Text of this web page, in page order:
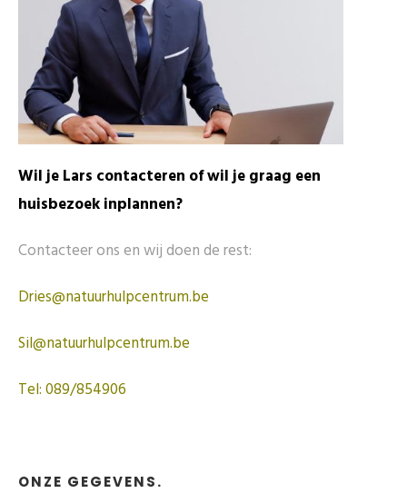
Wil je Lars contacteren of wil je graag een
huisbezoek inplannen?
Contacteer ons en wij doen de rest:
Dries@natuurhulpcentrum.be
Sil@natuurhulpcentrum.be
Tel: 089/854906
ONZE GEGEVENS.